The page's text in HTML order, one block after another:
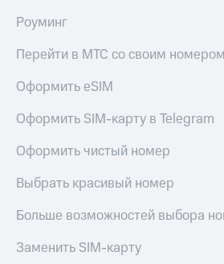
Роуминг
Перейти в МТС со своим номером
Оформить eSIM
Оформить SIM-карту в Telegram
Оформить чистый номер
Выбрать красивый номер
Больше возможностей выбора
Заменить SIM-карту